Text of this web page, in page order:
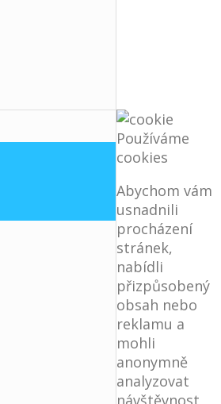
Používáme
cookies
Abychom vám
usnadnili
procházení
stránek,
nabídli
přizpůsobený
obsah nebo
reklamu a
mohli
anonymně
analyzovat
návštěvnost,